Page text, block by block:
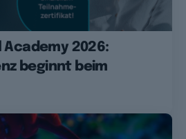
2026:
beginnt beim